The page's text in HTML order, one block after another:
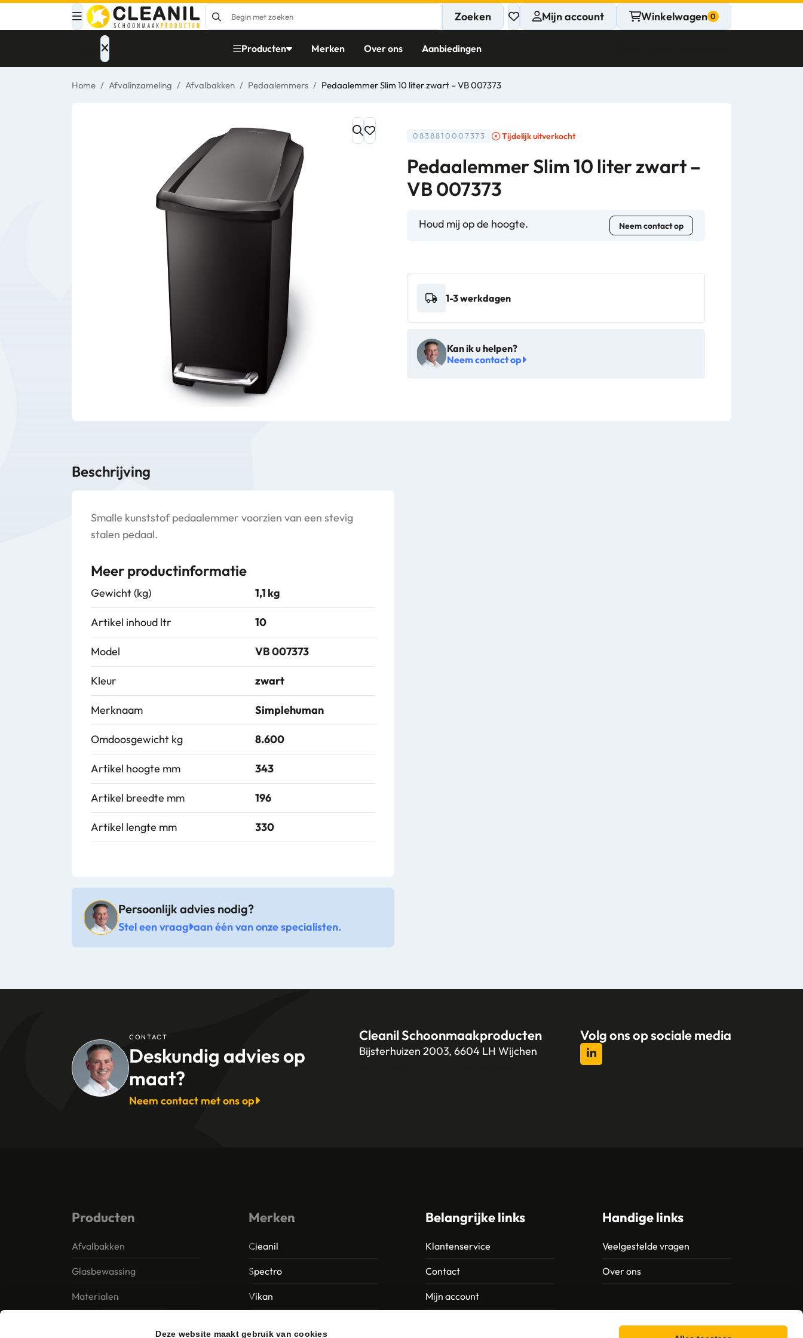
Deze website maakt gebruik van cookies
Mijn account Winkelwagen
Zoeken
Producten
Reinigingsmiddelen
Papier – Dispensers
- Toiletinrichting
Glasbewassing
Bedrijfsbenodigdheden
advies
Merken Over ons Aanbiedingen
Home / Afvalinzameling / Afvalbakken / Pedaalemmers / Pedaalemmer Slim 10 liter zwart – VB 007373
0838810007373 Tijdelijk uitverkocht
Pedaalemmer Slim 10 liter zwart –
VB 007373
Houd mij op de hoogte. Neem contact op
1-3 werkdagen
Kan ik u helpen?
Neem contact op
Beschrijving
Smalle kunststof pedaalemmer voorzien van een stevig
stalen pedaal.
Meer productinformatie
Gewicht (kg) 1,1 kg
Artikel inhoud ltr 10
Model VB 007373
Kleur zwart
Merknaam Simplehuman
Omdoosgewicht kg 8.600
Artikel hoogte mm 343
Artikel breedte mm 196
Artikel lengte mm 330
Persoonlijk advies nodig?
Stel een vraag aan één van onze specialisten.
CONTACT
Deskundig advies op
maat?
Neem contact met ons op
Cleanil Schoonmaakproducten
Bijsterhuizen 2003, 6604 LH Wijchen
Volg ons op sociale media
Producten
Afvalbakken
Glasbewassing
Materialen
Merken
Cleanil
Spectro
Vikan
Belangrijke links
Klantenservice
Contact
Mijn account
Handige links
Veelgestelde vragen
Over ons